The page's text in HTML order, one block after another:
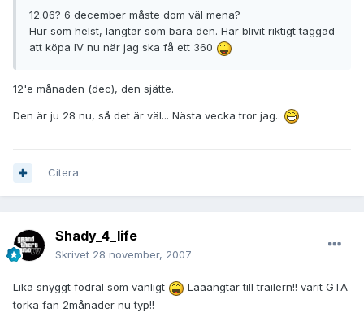
12.06? 6 december måste dom väl mena?
Hur som helst, längtar som bara den. Har blivit riktigt taggad
att köpa IV nu när jag ska få ett 360
12'e månaden (dec), den sjätte.
Den är ju 28 nu, så det är väl... Nästa vecka tror jag..
Citera
Shady_4_life
Skrivet 28 november, 2007
Lika snyggt fodral som vanligt
Lääängtar till trailern!! varit GTA
torka fan 2månader nu typ!!